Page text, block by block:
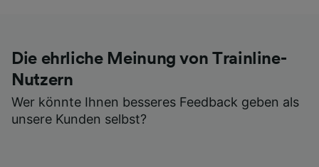
Die ehrliche Meinung von Trainline-
Nutzern
Wer könnte Ihnen besseres Feedback geben als
unsere Kunden selbst?